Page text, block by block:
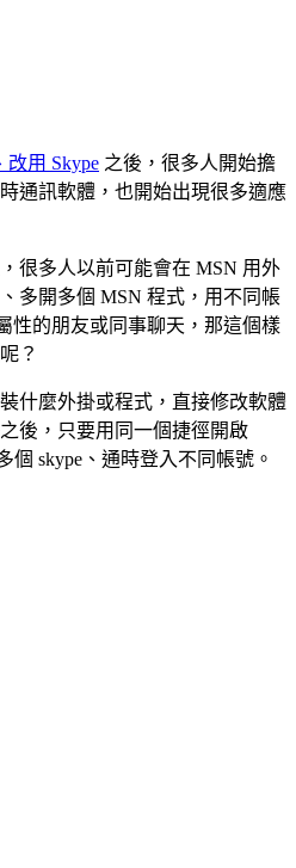
用 Skype 之後，很多人開始擔
時通訊軟體，也開始出現很多適應
很多人以前可能會在 MSN 用外
多開多個 MSN 程式，用不同帳
性的朋友或同事聊天，那這個樣
？
什麼外掛或程式，直接修改軟體
後，只要用同一個捷徑開啟
個 skype、通時登入不同帳號。